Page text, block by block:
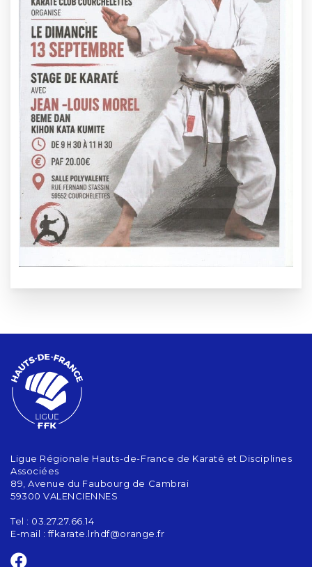
Ligue Régionale Hauts-de-France de Karaté et Disciplines
Associées
89, Avenue du Faubourg de Cambrai
59300 VALENCIENNES
Tel : 03.27.27.66.14
E-mail :ffkarate.lrhdf@orange.fr